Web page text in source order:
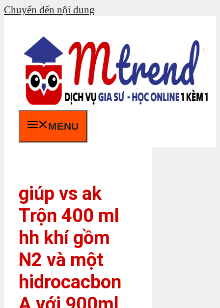
Chuyển đến nội dung
MENU
giúp vs ak
Trộn 400 ml
hh khí gồm
N2 và một
hidrocacbon